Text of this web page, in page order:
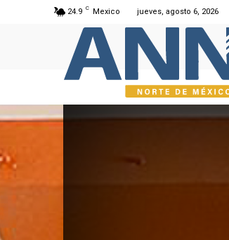
24.9 C Mexico jueves, agosto 6, 2026